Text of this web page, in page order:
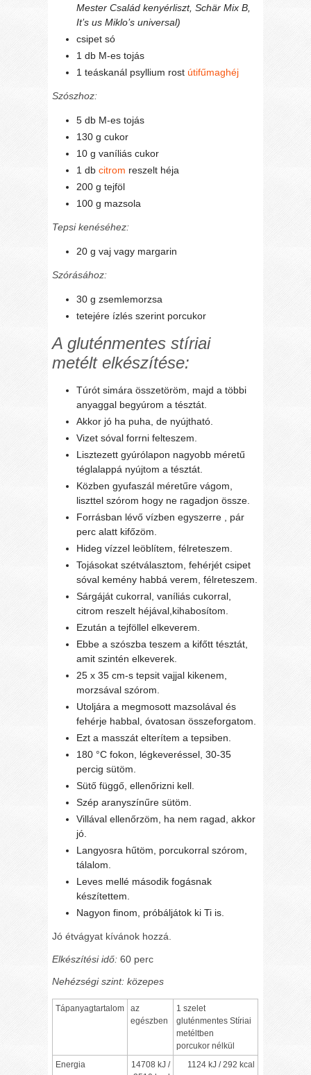
Mester Család kenyérliszt, Schär Mix B,
It’s us Miklo’s universal)
csipet só
1 db M-es tojás
1 teáskanál psyllium rost útifűmaghéj
Szószhoz:
5 db M-es tojás
130 g cukor
10 g vaníliás cukor
1 dbcitrom reszelt héja
200 g tejföl
100 g mazsola
Tepsi kenéséhez:
20 g vaj vagy margarin
Szórásához:
30 g zsemlemorzsa
tetejére ízlés szerint porcukor
A gluténmentes stíriai
metélt elkészítése:
Túrót simára összetöröm, majd a többi
anyaggal begyúrom a tésztát.
Akkor jó ha puha, de nyújtható.
Vizet sóval forrni felteszem.
Lisztezett gyúrólapon nagyobb méretű
téglalappá nyújtom a tésztát.
Közben gyufaszál méretűre vágom,
liszttel szórom hogy ne ragadjon össze.
Forrásban lévő vízben egyszerre , pár
perc alatt kifőzöm.
Hideg vízzel leöblítem, félreteszem.
Tojásokat szétválasztom, fehérjét csipet
sóval kemény habbá verem, félreteszem.
Sárgáját cukorral, vaníliás cukorral,
citrom reszelt héjával,kihabosítom.
Ezután a tejföllel elkeverem.
Ebbe a szószba teszem a kifőtt tésztát,
amit szintén elkeverek.
25 x 35 cm-s tepsit vajjal kikenem,
morzsával szórom.
Utoljára a megmosott mazsolával és
fehérje habbal, óvatosan összeforgatom.
Ezt a masszát elterítem a tepsiben.
180 °C fokon, légkeveréssel, 30-35
percig sütöm.
Sütő függő, ellenőrizni kell.
Szép aranyszínűre sütöm.
Villával ellenőrzöm, ha nem ragad, akkor
jó.
Langyosra hűtöm, porcukorral szórom,
tálalom.
Leves mellé második fogásnak
készítettem.
Nagyon finom, próbáljátok ki Ti is.
Jó étvágyat kívánok hozzá.
Elkészítési idő: 60 perc
Nehézségi szint: közepes
Tápanyagtartalom
az
egészben
1 szelet
gluténmentes Stíriai
metéltben
porcukor nélkül
Energia
14708 kJ /
1124 kJ / 292 kcal